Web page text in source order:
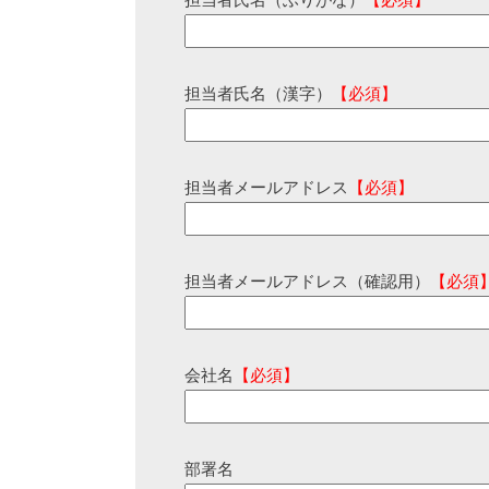
担当者氏名（漢字） 【必須】
担当者メールアドレス 【必須】
担当者メールアドレス（確認用） 【必須
会社名 【必須】
部署名